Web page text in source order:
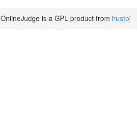
OnlineJudge is a GPL product from hustoj